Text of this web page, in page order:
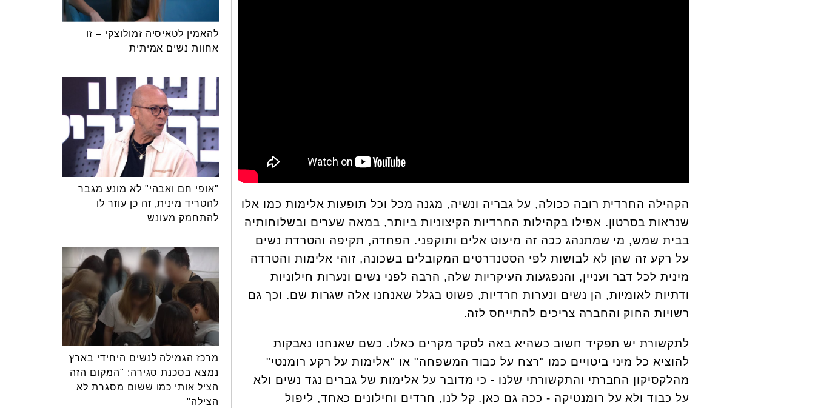
הקהילה החרדית רובה ככולה, על גבריה ונשיה, מגנה מכל וכל תופעות אלימות כמו אלו
שנראות בסרטון. אפילו בקהילות החרדיות הקיצוניות ביותר, במאה שערים ובשלוחותיה
בבית שמש, מי שמתנהג ככה זה מיעוט אלים ותוקפני. הפחדה, תקיפה והטרדת נשים
על רקע זה שהן לא לבושות לפי הסטנדרטים המקובלים בשכונה, זוהי אלימות והטרדה
מינית לכל דבר ועניין, והנפגעות העיקריות שלה, הרבה לפני נשים ונערות חילוניות
ודתיות לאומיות, הן נשים ונערות חרדיות, פשוט בגלל שאנחנו אלה שגרות שם. וכך גם
רשויות החוק והחברה צריכים להתייחס לזה.
לתקשורת יש תפקיד חשוב כשהיא באה לסקר מקרים כאלו. כשם שאנחנו נאבקות
להוציא כל מיני ביטויים כמו "רצח על כבוד המשפחה" או "אלימות על רקע רומנטי"
מהלקסיקון החברתי והתקשורתי שלנו - כי מדובר על אלימות של גברים נגד נשים ולא
על כבוד ולא על רומנטיקה - ככה גם כאן. קל לנו, חרדים וחילונים כאחד, ליפול
להאמין לטאיסיה זמולוצקי – זו
אחוות נשים אמיתית
"אופי חם ואבהי" לא מונע מגבר
להטריד מינית, זה כן עוזר לו
להתחמק מעונש
מרכז הגמילה לנשים היחידי בארץ
נמצא בסכנת סגירה: "המקום הזה
הציל אותי כמו ששום מסגרת לא
הצילה"